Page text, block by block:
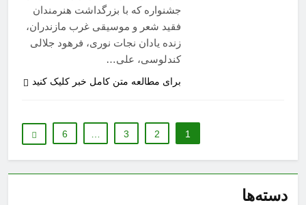
جشنواره که با بزرگداشت هنرمندان
فقید شعر و موسیقی غرب مازندران،
زنده یادان نجات نوری، فرهود جلالی
کندلوسی، علی…
برای مطالعه متن کامل خبر کلیک کنید
1
2
3
6
دسته‌ها